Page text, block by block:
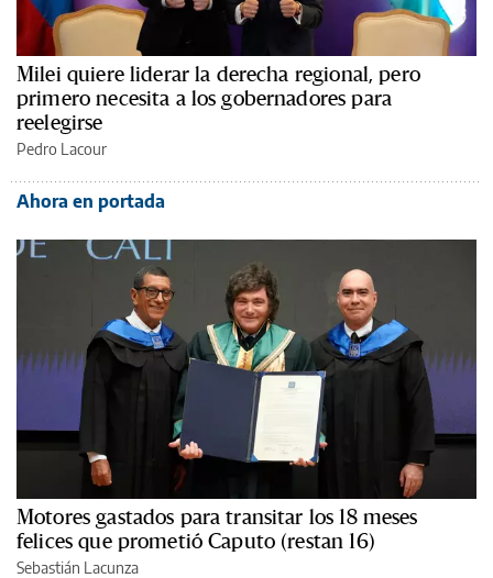
Milei quiere liderar la derecha regional, pero
primero necesita a los gobernadores para
reelegirse
Pedro Lacour
Ahora en portada
Motores gastados para transitar los 18 meses
felices que prometió Caputo (restan 16)
Sebastián Lacunza